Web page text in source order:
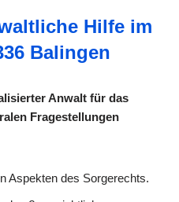
Hilfe im
Balingen
Anwalt für das
Fragestellungen
Aspekten des Sorgerechts.